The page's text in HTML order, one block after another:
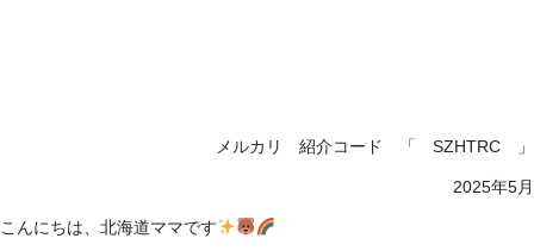
メルカリ 紹介コード 「 SZHTRC 」
2025年5月
こんにちは、北海道ママです